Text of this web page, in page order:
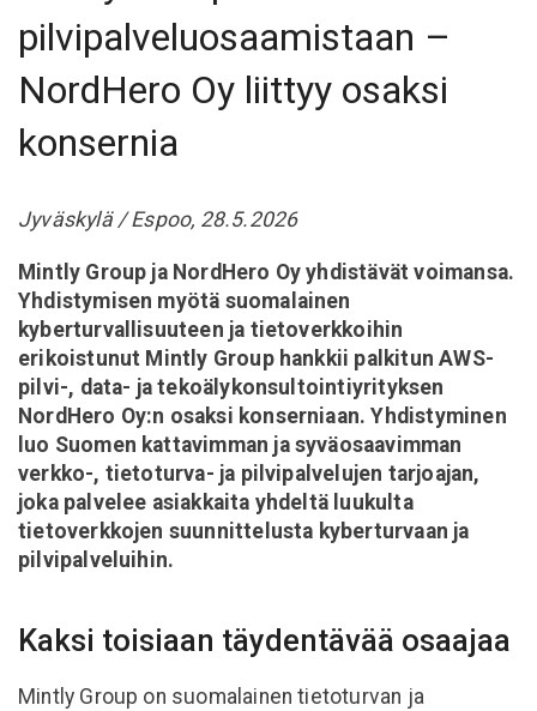
pilvipalveluosaamistaan –
NordHero Oy liittyy osaksi
konsernia
Jyväskylä / Espoo, 28.5.2026
Mintly Group ja NordHero Oy yhdistävät voimansa.
Yhdistymisen myötä suomalainen
kyberturvallisuuteen ja tietoverkkoihin
erikoistunut Mintly Group hankkii palkitun AWS-
pilvi-, data- ja tekoälykonsultointiyrityksen
NordHero Oy:n osaksi konserniaan. Yhdistyminen
luo Suomen kattavimman ja syväosaavimman
verkko-, tietoturva- ja pilvipalvelujen tarjoajan,
joka palvelee asiakkaita yhdeltä luukulta
tietoverkkojen suunnittelusta kyberturvaan ja
pilvipalveluihin.
Kaksi toisiaan täydentävää osaajaa
Mintly Group on suomalainen tietoturvan ja